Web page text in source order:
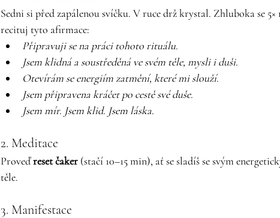
Sedni si před zapálenou svíčku. V ruce drž krystal. Zhluboka se
recituj tyto afirmace:
Připravuji se na práci tohoto rituálu.
Jsem klidná a soustředěná ve svém těle, mysli i duši.
Otevírám se energiím zatmění, které mi slouží.
Jsem připravena kráčet po cestě své duše.
Jsem mír. Jsem klid. Jsem láska.
2. Meditace
Proveď reset čaker (stačí 10–15 min), ať se sladíš se svým
těle.
3. Manifestace